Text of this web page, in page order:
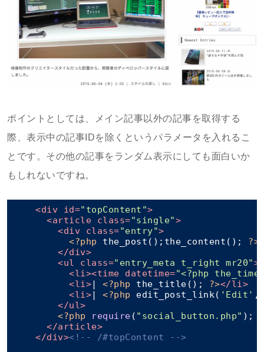
ポイントとしては、メイン記事以外の記事を取得する
際、表示中の記事IDを除くというパラメータを入れるこ
とです。その他の記事をランダム表示にしても面白いか
もしれないですね。
<div id="topContent">
<article class="single">
<div class="entry">
<?php the_post();the_content(); ?>
</div>
<ul class="entry_meta t_right mr20">
<li><time datetime="<?php
<li>| <?php the_title(); ?></li>
<li>| <?php edit_post_link( 'Edit'
</ul>
<?php
require ( "social_button.php" );
</article>
</div><!-- /#topContent -->